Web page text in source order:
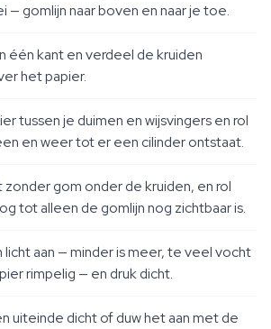
— gomlijn naar boven en naar je toe.
één kant en verdeel de kruiden
het papier.
tussen je duimen en wijsvingers en rol
en weer tot er een cilinder ontstaat.
zonder gom onder de kruiden, en rol
tot alleen de gomlijn nog zichtbaar is.
licht aan — minder is meer, te veel vocht
rimpelig — en druk dicht.
uiteinde dicht of duw het aan met de